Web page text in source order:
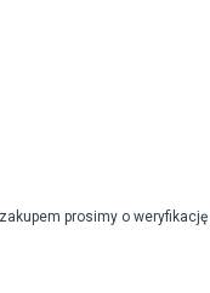
prosimy o